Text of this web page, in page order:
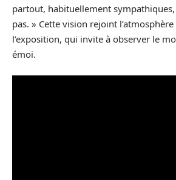
partout, habituellement
pas. » Cette vision rejoint
l’exposition, qui invite à observer le
émoi.